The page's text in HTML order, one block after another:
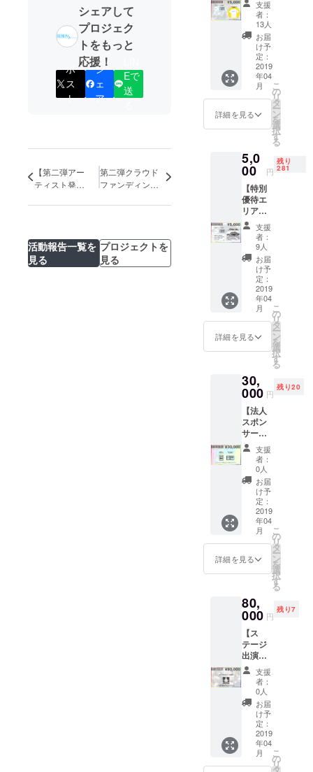
シェアして
プロジェク
トをもっと
応援！
ポ
ス
ト
シ
ェ
ア
Eで
送
【第二弾アー
ティスト発
第二弾クラウド
ファンディング
ました！
活動報告一覧を
見る
プロジェクトを
見る
くださ
い。な
お、特
定の人
物を比
喩する
お名前
や公序
良俗に
お名前
は掲載
事が御
座いま
す、ご
注意く
ださ
い。記
入がな
い場合
や不適
切と判
断した
お名前
につい
ては
CAMPF
IREにて
使用さ
れてい
ネーム
を使用
させて
頂きま
すので
ご了承
くださ
い。
③UMF2
019オリ
ジナル
ステッ
カー
（非売
品）
19大阪
のオリ
ステッ
カーを
お渡し
しま
す。 ※
フェス
に参加
される
場合、
それに
関わる
移動交
通費や
宿泊費
は別途
支援者
それに
関わる
移動交
通費や
宿泊費
は別途
支援者
様負担
となり
ますの
※なお、
当日は
先着順
での入
場と
し、会
場規定
の入場
者数を
超えそ
うな場
合、入
場規制
をかけ
させて
くこと
があり
入場、
お席を
確保さ
れたい
方は支
援者優
待エリ
ア入場
券をお
求めく
ださ
い。 ※
リター
ンの受
２つあ
り、
たは
「会場
受け取
り」の
どちら
かをお
選びい
ただけ
ます。
会場で
受け取
られる
方は備
考欄に
「会場
を設置
しま
す。活
動内容
の発信
や新メ
ンバー
の勧誘
や、他
団体の
使いく
ださ
宣伝ビ
ラ折り
込み権
ご支援
いただ
いた学
生団
体・
サーク
ルの宣
伝ビラ
を来場
者全員
に配布
に同封
致しま
す。 ※
宣伝ビ
ラは各
団体・
サーク
ルさま
でご用
意くだ
さい。
なお、
4/14ま
でに指
定の住
ご郵送
くださ
の際、
備考欄
に団体
名をご
記入く
ださ
い。 ③
パンフ
レット
に団体
名掲載
UMF20
19大阪
のパン
¥5,000
（制限
数な
し）】
①パン
フレッ
トにお
名前掲
載
UMF20
19大阪
トへ、
あなた
のお名
前をご
記載さ
せてい
ただき
ます。
※支援時
に必ず
備考欄
にご希
望のお
名前を
ご記入
くださ
い。な
喩する
お名前
良俗に
反する
お名前
は掲載
をお断
りする
事が御
座いま
す、ご
注意く
ださ
い。記
入がな
い場合
お名前
につい
ては
CAMPF
IREにて
使用さ
れてい
るハン
ドル
ネーム
を使用
させて
頂きま
すので
ご了承
支援
者：
13人
お届
け予
定：
2019
年04
月
詳細を見る
こ
の
リ
タ
ー
ン
を
選
択
す
る
5,0
00 円
残り
281
【特別
優待エ
リアプ
ラン
¥5,000
（290席
限
定）】
①パン
フレッ
トにお
名前掲
載
UMF20
19大阪
トへ、
あなた
のお名
前をご
記載さ
せてい
ただき
ます。
※支援時
に必ず
備考欄
にご希
望のお
名前を
ご記入
くださ
い。な
喩する
お名前
良俗に
反する
お名前
は掲載
をお断
りする
事が御
座いま
す、ご
注意く
ださ
い。記
支援
者：
9人
お届
け予
定：
2019
年04
月
詳細を見る
こ
の
リ
タ
ー
ン
を
選
択
す
る
30,
000 円
残り20
【法人
スポン
サープ
ラン
¥30,000
（20団
体限
定）】
①宣伝
ビラ折
り込み
援いた
だいた
貴社の
場者全
員に配
布する
アッセ
ンブリ
に同封
致しま
す。 ※
宣伝ビ
ラは貴
社でご
用意く
ださ
い。な
お、
4/14ま
支援
者：
0人
お届
け予
定：
2019
年04
月
詳細を見る
こ
の
リ
タ
ー
ン
を
選
択
す
る
80,
000 円
残り7
【ス
テージ
出演プ
ラン
¥80,000
（7枠限
定）】
UMF20
19大阪
のス
テージ
出演権
※出演時
支援
者：
0人
お届
け予
定：
2019
年04
月
こ
の
リ